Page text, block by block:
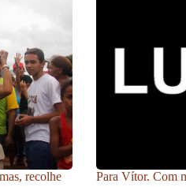
recolhe
Para Vítor. Com